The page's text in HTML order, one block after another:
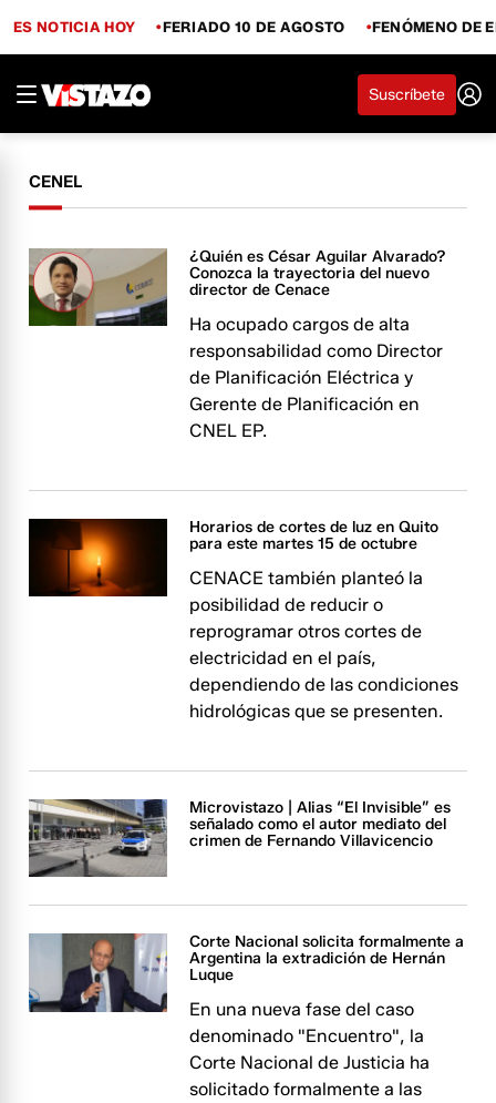
ES NOTICIA HOY FERIADO 10 DE AGOSTO FENÓMENO DE
Suscríbete
CENEL
¿Quién es César Aguilar Alvarado?
Conozca la trayectoria del nuevo
director de Cenace
Ha ocupado cargos de alta
responsabilidad como Director
de Planificación Eléctrica y
Gerente de Planificación en
CNEL EP.
Horarios de cortes de luz en Quito
para este martes 15 de octubre
CENACE también planteó la
posibilidad de reducir o
reprogramar otros cortes de
electricidad en el país,
dependiendo de las condiciones
hidrológicas que se presenten.
Microvistazo | Alias “El Invisible” es
señalado como el autor mediato del
crimen de Fernando Villavicencio
Corte Nacional solicita formalmente a
Argentina la extradición de Hernán
Luque
En una nueva fase del caso
denominado "Encuentro", la
Corte Nacional de Justicia ha
solicitado formalmente a las